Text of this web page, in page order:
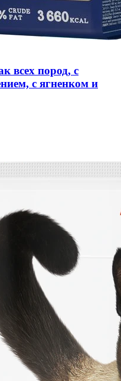
всех пород, с
с ягненком и